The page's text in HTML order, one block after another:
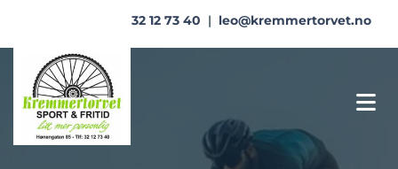
32 12 73 40 | leo@kremmertorvet.no